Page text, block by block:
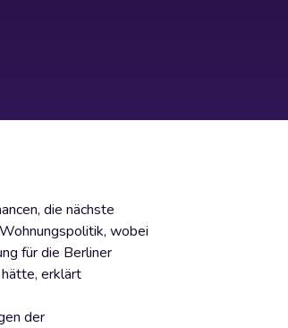
die nächste
wobei
für die Berliner
erklärt
der